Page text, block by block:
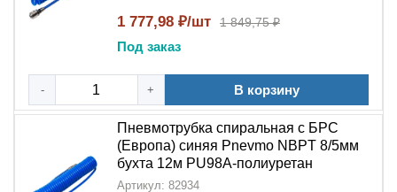
Преимущества пневмотрубки NBPT
пневмотрубку спиральную с БРС NBPT
PU98A, вы получаете:
Удобство монтажа – благодаря
быстроразъёмному соединению (БРС)
Гибкость
–спиральная
1 777,98 ₽/шт 1 849,75 ₽
Под заказ
- + В корзину
Пневмотрубка спиральная с БРС
(Европа) синяя Pnevmo NBPT 8/5мм
бухта 12м PU98A-полиуретан
Артикул: 82934